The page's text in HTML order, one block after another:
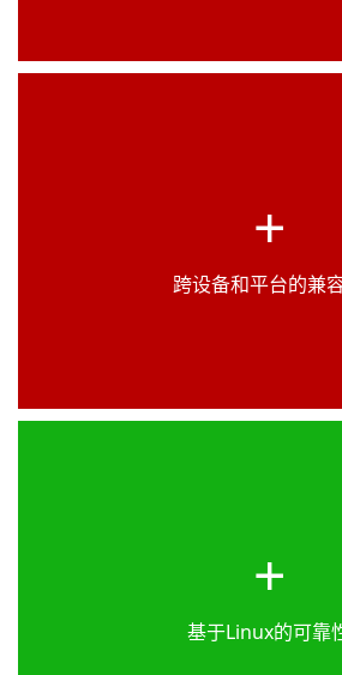
+
跨设备和平台的兼
Scan2Net®扫描仪兼容所有主流
Windows、macOS和Linux。无论
偏好，均可通过任何现代网页浏览
+
基于Linux的可靠
具备实时处理能力。该稳健架构通
描过程流畅无中断